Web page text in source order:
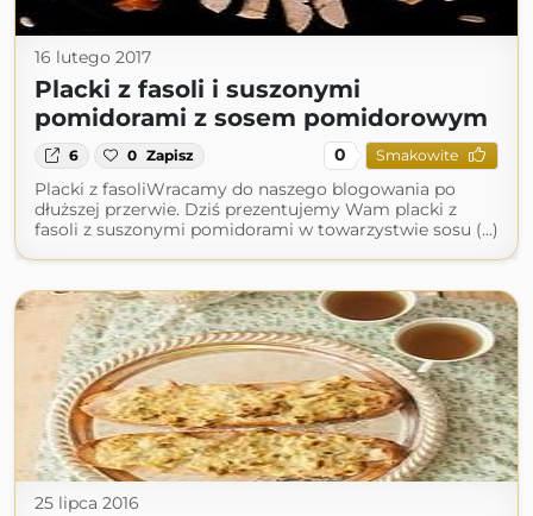
16 lutego 2017
Placki z fasoli i suszonymi
pomidorami z sosem pomidorowym
6 0 Zapisz 0 Smakowite
Placki z fasoliWracamy do naszego blogowania po
dłuższej przerwie. Dziś prezentujemy Wam placki z
fasoli z suszonymi pomidorami w towarzystwie sosu (...)
25 lipca 2016